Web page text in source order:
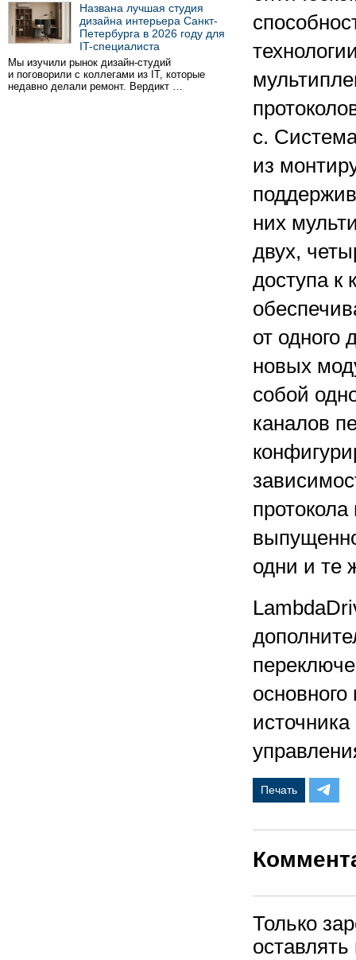
Названа лучшая студия
дизайна интерьера Санкт-
Петербурга в 2026 году для
IT-специалиста
Мы изучили рынок дизайн-студий
и поговорили с коллегами из IT, которые
недавно делали ремонт. Вердикт …
с.
из
них
двух,
доступа к
от одного
новых
собой
каналов
одни и те
основного
Печать
Только